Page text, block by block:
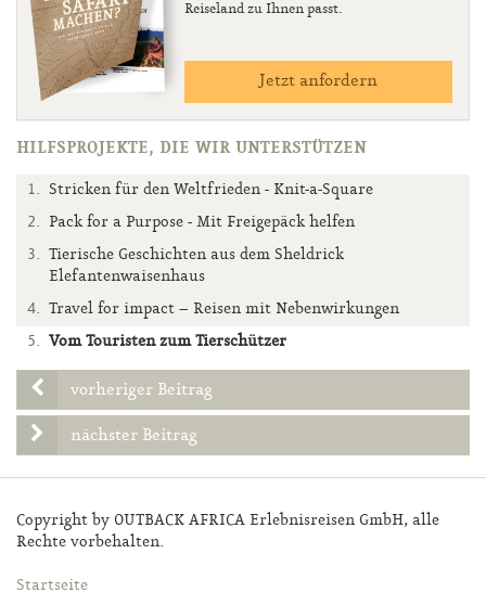
Reiseland zu Ihnen passt.
Jetzt anfordern
HILFSPROJEKTE, DIE WIR UNTERSTÜTZEN
Stricken für den Weltfrieden - Knit-a-Square
Pack for a Purpose - Mit Freigepäck helfen
Tierische Geschichten aus dem Sheldrick
Elefantenwaisenhaus
Travel for impact – Reisen mit Nebenwirkungen
Vom Touristen zum Tierschützer
vorheriger Beitrag
nächster Beitrag
Copyright by OUTBACK AFRICA Erlebnisreisen GmbH, alle
Rechte vorbehalten.
Startseite